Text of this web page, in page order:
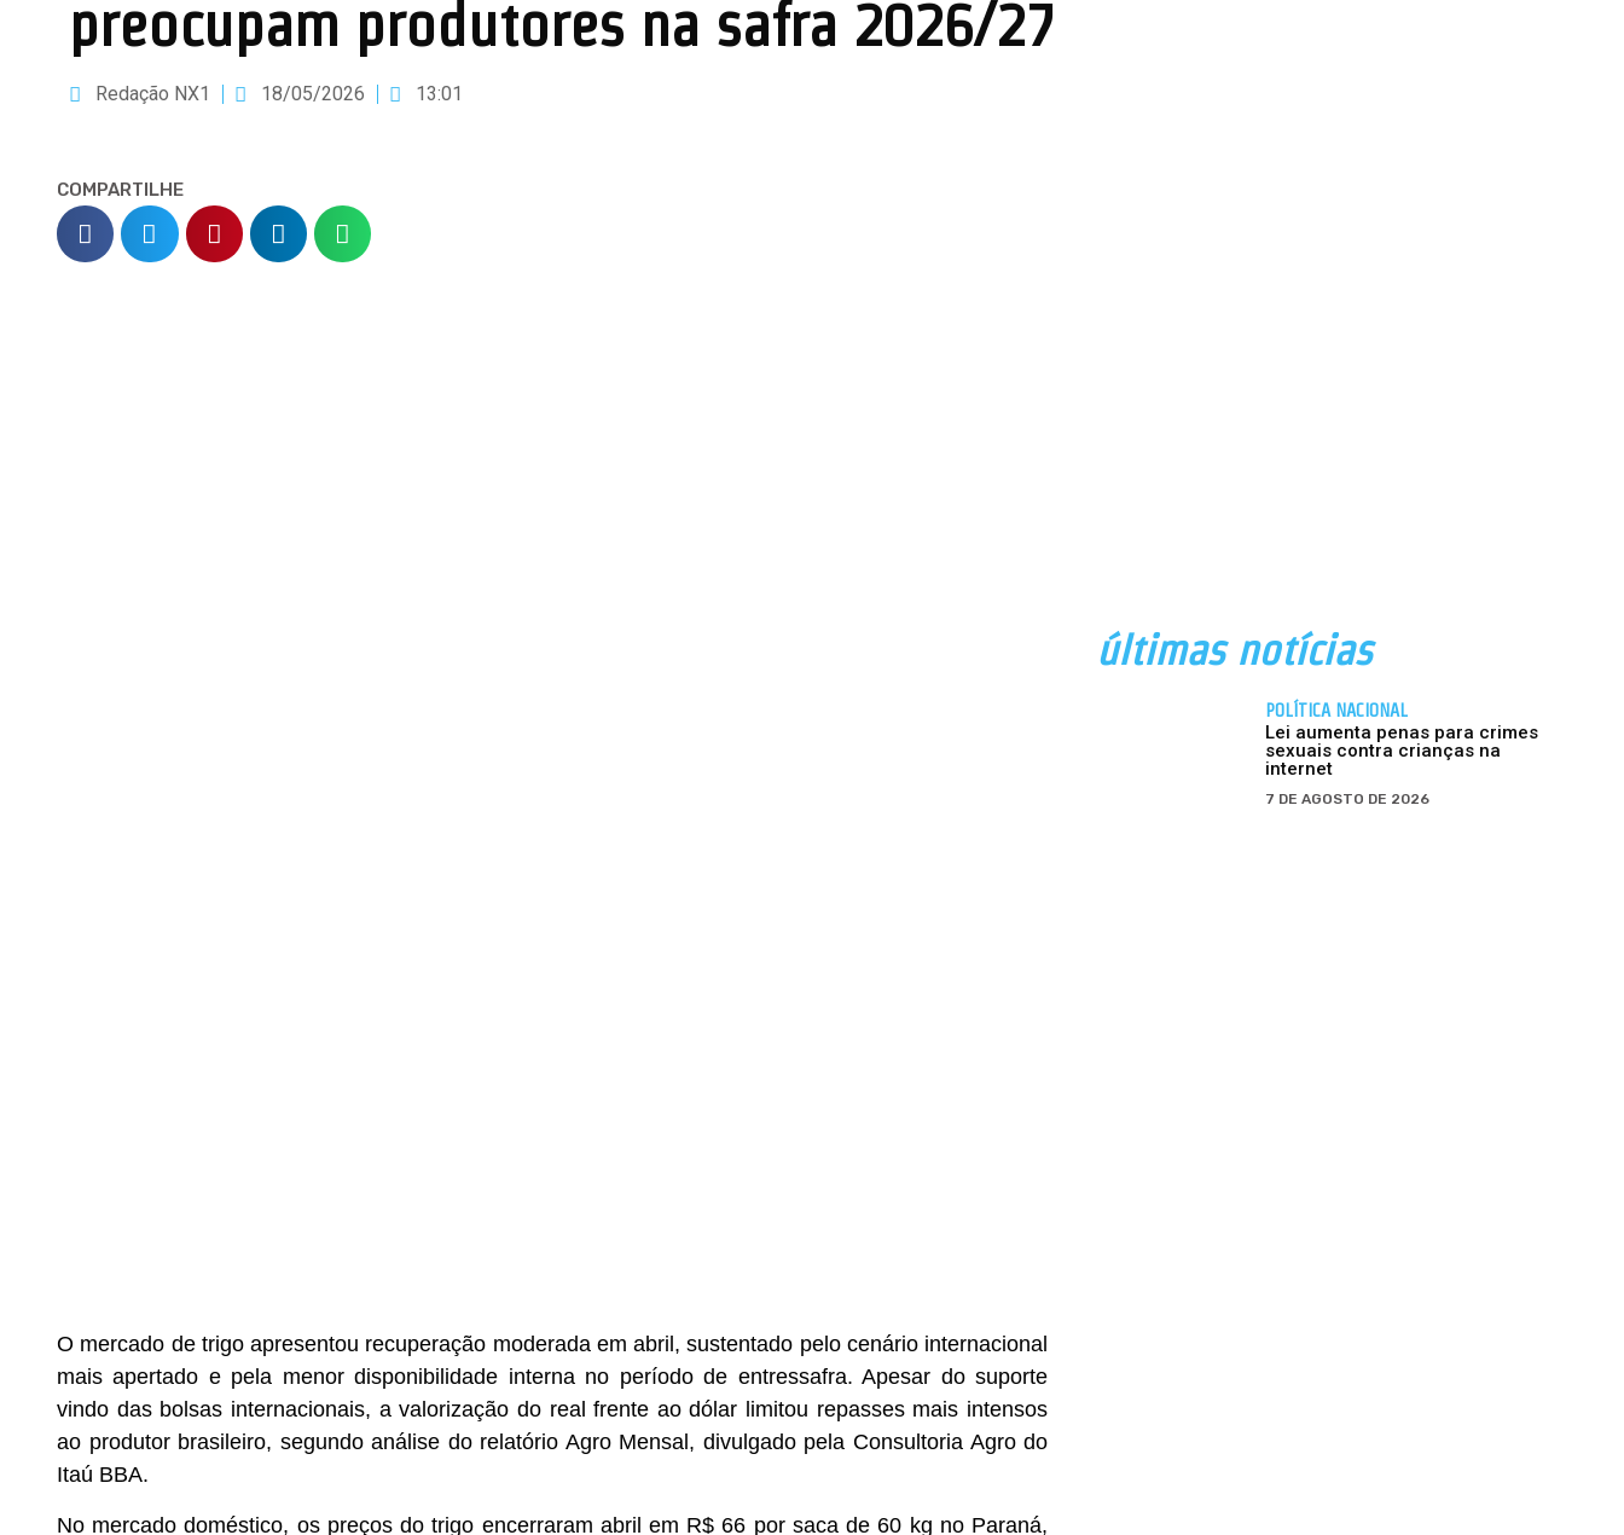
preocupam produtores na safra 2026/27
Redação NX1 18/05/2026 13:01
COMPARTILHE
O mercado de trigo apresentou recuperação moderada em abril, sustentado pelo cenário internacional
mais apertado e pela menor disponibilidade interna no período de entressafra. Apesar do suporte
vindo das bolsas internacionais, a valorização do real frente ao dólar limitou repasses mais intensos
ao produtor brasileiro, segundo análise do relatório Agro Mensal, divulgado pela Consultoria Agro do
Itaú BBA.
No mercado doméstico, os preços do trigo encerraram abril em R$ 66 por saca de 60 kg no Paraná,
últimas notícias
POLÍTICA NACIONAL
Lei aumenta penas para crimes
sexuais contra crianças na
internet
7 DE AGOSTO DE 2026